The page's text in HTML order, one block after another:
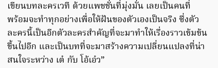
เขียนบทละครเวที ด้วยแพชชั่นที่มุ่งมั่น เลยเป็นคนที่
พร้อมจะทำทุกอย่างเพื่อให้ฝันของตัวเองเป็นจริง ซึ่งตัว
ละครนี้เป็นอีกตัวละครสำคัญที่จะมาทำให้เรื่องราวเข้มข้น
ขึ้นไปอีก และเป็นบทที่จะมาสร้างความเปลี่ยนแปลงที่น่า
สนใจระหว่าง เต๋ กับ โอ้เอ๋ว”